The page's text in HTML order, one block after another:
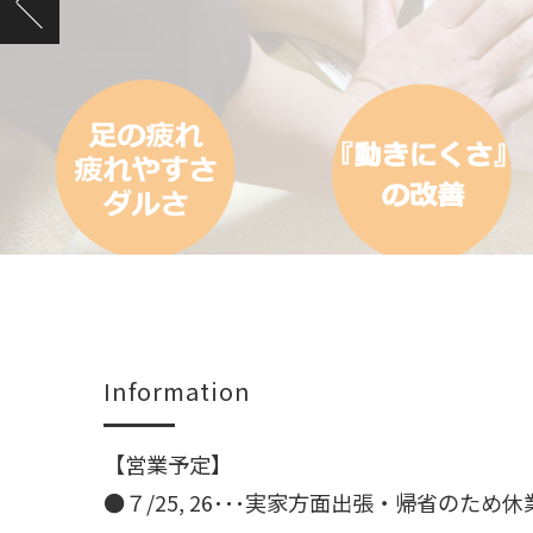
Information
【営業予定】
●７/25, 26･･･実家方面出張・帰省のため休